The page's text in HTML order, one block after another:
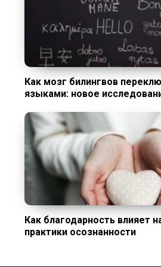
Как мозг билингвов
языками: новое
Как благодарность влияет
практики осознанности